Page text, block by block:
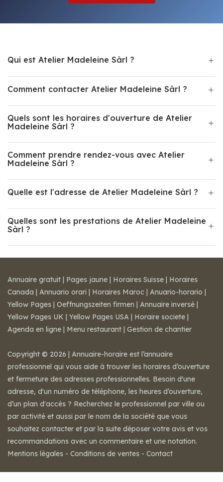
Qui est Atelier Madeleine Sàrl ?
Comment contacter Atelier Madeleine Sàrl ?
Quels sont les horaires d'ouverture de Atelier
Madeleine Sàrl ?
Comment prendre rendez-vous avec Atelier
Madeleine Sàrl ?
Quelle est l'adresse de Atelier Madeleine Sàrl ?
Quelles sont les prestations de Atelier Madeleine
Sàrl ?
Annuaire gratuit | Pages jaune | Horaires Suisse | Horaires
Canada | Annuario orari | Horaires Maroc | Anuario-horario |
Yellow Pages | Oeffnungszeiten firmen | Annuaire inversé |
Yellow Pages UK | Yellow Pages USA | Horaire societe |
Agenda en ligne | Menu restaurant | Gestion de chantier
Copyright © 2026 | Annuaire-horaire est l’annuaire
professionnel qui vous aide à trouver les horaires d’ouverture
et fermeture des adresses professionnelles. Besoin d'une
adresse, d'un numéro de téléphone, les heures d’ouverture,
d’un plan d'accès ? Recherchez le professionnel par ville ou
par activité et aussi par le nom de la société que vous
souhaitez contacter et par la suite déposer votre avis et vos
recommandations avec un commentaire et une notation.
Mentions légales - Conditions de ventes - Contact